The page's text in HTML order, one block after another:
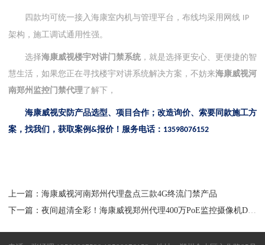
四款均可统一接入海康室内机与管理平台，布线均采用网线 IP
架构，施工调试通用性强。
选择海康威视楼宇对讲门禁系统 ，就是选择更安心、更便捷的智
慧生活，如果您正在寻找楼宇对讲系统解决方案，不妨来海康威视河
南郑州监控门禁代理了解下，
海康威视安防产品选型、项目合作；改造询价、索要同款施工方
案，找我们，获取案例&报价！服务电话： 13598076152
上一篇：海康威视河南郑州代理盘点三款4G终流门禁产品